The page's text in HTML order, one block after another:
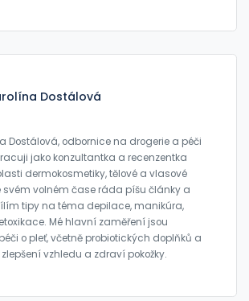
Dostálová
Dostálová, odbornice na drogerie a péči
jako konzultantka a recenzentka
dermokosmetiky, tělové a vlasové
svém volném čase ráda píšu články a
tipy na téma depilace, manikúra,
Mé hlavní zaměření jsou
o pleť, včetně probiotických doplňků a
vzhledu a zdraví pokožky.